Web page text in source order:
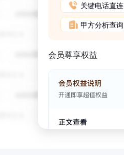
关键电话直连
甲方分析查询
会员尊享权益